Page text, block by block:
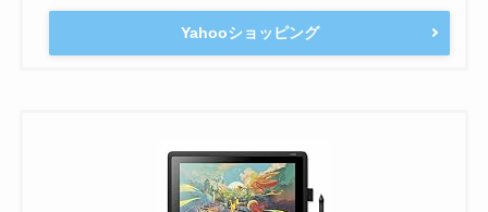
Yahooショッピング